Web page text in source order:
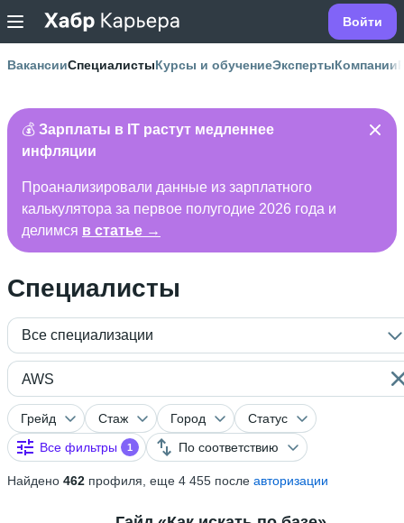
Войти
ВакансииСпециалистыКурсы и обучениеЭкспертыКомпании
💰 Зарплаты в IT растут медленнее
инфляции
Проанализировали данные из зарплатного
калькулятора за первое полугодие 2026 года и
делимся в статье →
Специалисты
Все специализации
AWS
Грейд Стаж Город
Статус
Все фильтры
1 По соответствию
Найдено 462 профиля, еще 4 455 после авторизации